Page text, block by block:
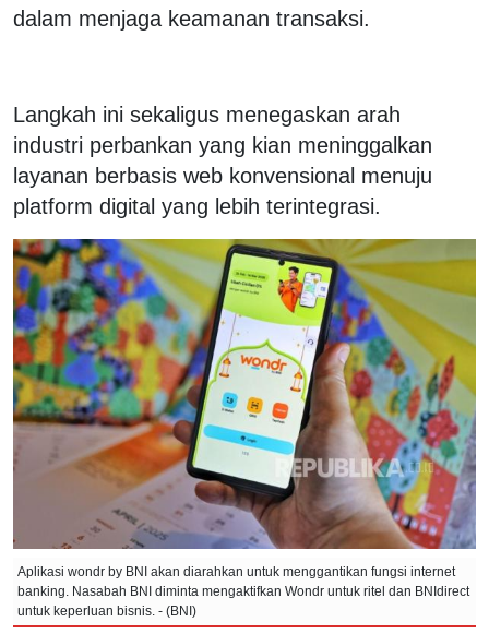
dalam menjaga keamanan transaksi.
Langkah ini sekaligus menegaskan arah
industri perbankan yang kian meninggalkan
layanan berbasis web konvensional menuju
platform digital yang lebih terintegrasi.
Aplikasi wondr by BNI akan diarahkan untuk menggantikan fungsi internet
banking. Nasabah BNI diminta mengaktifkan Wondr untuk ritel dan BNIdirect
untuk keperluan bisnis. - (BNI)